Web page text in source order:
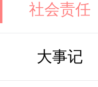
社会责任
大事记